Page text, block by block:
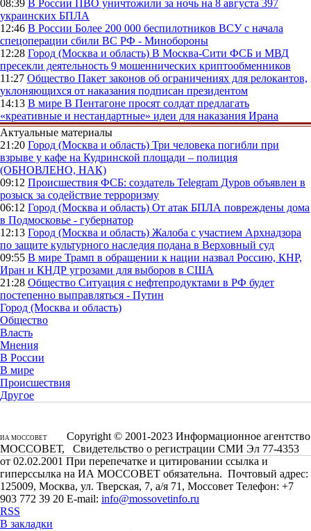
08:39 В России
ПВО уничтожили за ночь на 8 августа 397
украинских БПЛА
12:46 В России Более 200 000 беспилотников ВСУ с начала
спецоперации сбили ВС РФ - Минобороны
12:28 Город (Москва и область) В Москва-Сити ФСБ и МВД
пресекли деятельность 9 мошеннических криптообменников
11:27 Общество Пакет законов об ограничениях для релокантов,
уклоняющихся от наказания подписан президентом
14:13 В мире В Пентагоне просят солдат предлагать
«креативные и нестандартные» идеи для наказания Ирана
Актуальные материалы
21:20 Город (Москва и область) Три человека погибли при
взрыве у кафе на Кудринской площади – полиция
(ОБНОВЛЕНО, НАК)
09:12 Происшествия ФСБ: создатель Telegram Дуров объявлен в
розыск за содействие терроризму
06:12 Город (Москва и область) От атак БПЛА повреждены дома
в Подмосковье - губернатор
12:13 Город (Москва и область) Жалоба с участием Архнадзора
по защите культурного наследия подана в Верховный суд
09:55 В мире Трамп в обращении к нации назвал Россию, КНР,
Иран и КНДР угрозами для выборов в США
21:28 Общество Ситуация с нефтепродуктами в РФ будет
постепенно выправляться - Путин
Город (Москва и область)
Общество
Власть
Мнения
В России
В мире
Происшествия
Другое
ИА МОССОВЕТ
Copyright © 2001-2023 Информационное агентство
МОССОВЕТ, Свидетельство о регистрации СМИ Эл 77-4353
от 02.02.2001 При перепечатке и цитировании ссылка и
гиперссылка на ИА МОССОВЕТ обязательна. Почтовый адрес:
125009, Москва, ул. Тверская, 7, а/я 71, Моссовет Телефон: +7
903 772 39 20 E-mail: info@mossovetinfo.ru
RSS
В закладки